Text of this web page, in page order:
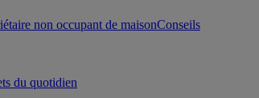
non occupant de maisonConseils
du quotidien